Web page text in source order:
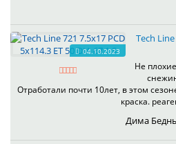
04.10.2023
Tech
Не
Отработали почти 10лет, в этом
краска.
Дима